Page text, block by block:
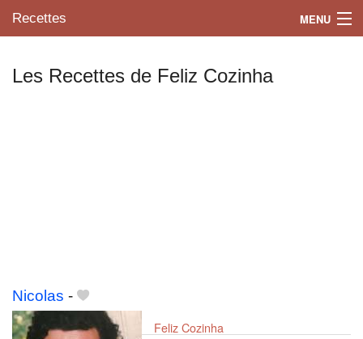
Recettes MENU
Les Recettes de Feliz Cozinha
Nicolas -
Feliz Cozinha